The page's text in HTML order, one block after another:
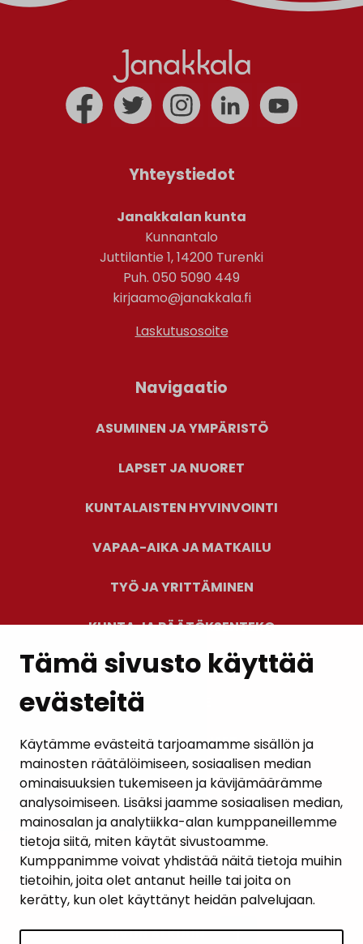
Tämä sivusto käyttää
evästeitä
Käytämme evästeitä tarjoamamme sisällön ja
mainosten räätälöimiseen, sosiaalisen median
ominaisuuksien tukemiseen ja kävijämäärämme
analysoimiseen. Lisäksi jaamme sosiaalisen median,
mainosalan ja analytiikka-alan kumppaneillemme
tietoja siitä, miten käytät sivustoamme.
Kumppanimme voivat yhdistää näitä tietoja muihin
tietoihin, joita olet antanut heille tai joita on
kerätty, kun olet käyttänyt heidän palvelujaan.
Yhteystiedot
Janakkalan kunta
Kunnantalo
Juttilantie 1, 14200 Turenki
Puh. 050 5090 449
kirjaamo@janakkala.fi
Laskutusosoite
Navigaatio
ASUMINEN JA YMPÄRISTÖ
LAPSET JA NUORET
KUNTALAISTEN HYVINVOINTI
VAPAA-AIKA JA MATKAILU
TYÖ JA YRITTÄMINEN
KUNTA JA PÄÄTÖKSENTEKO
AJANKOHTAISET
YHTEYSTIEDOT
KARTTAPALVELU
SIVUN ALKUUN